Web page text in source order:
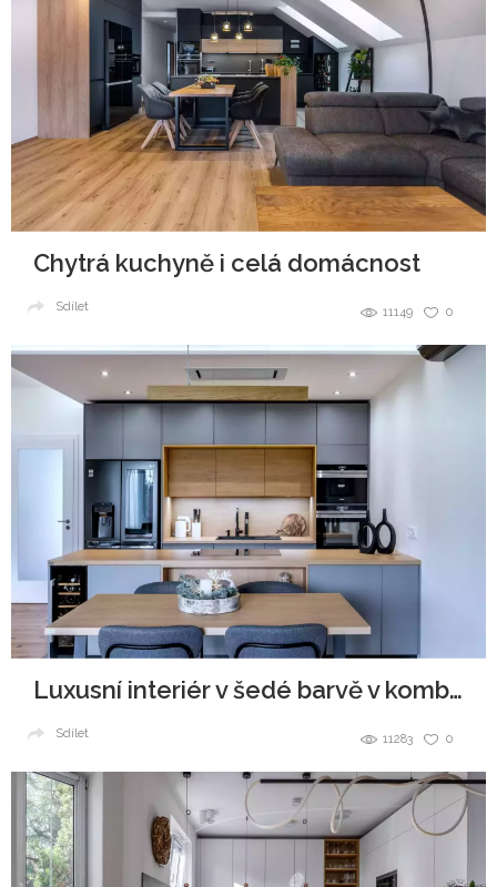
Chytrá kuchyně i celá domácnost
0
11149
Sdílet
Luxusní interiér v šedé barvě v kombinaci se dřevem
0
11283
Sdílet